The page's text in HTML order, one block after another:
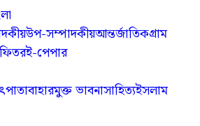
উপ-সম্পাদকীয়আন্তর্জাতিকগ্রাম
ই-পেপার
পাতাবাহারমুক্ত ভাবনাসাহিত্যইসলাম